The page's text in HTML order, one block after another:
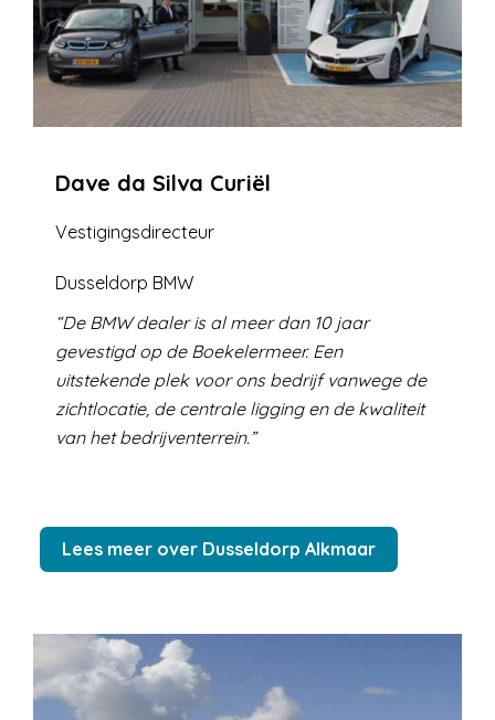
Dave da Silva Curiël
Vestigingsdirecteur
Dusseldorp BMW
De BMW dealer is al meer dan 10 jaar
gevestigd op de Boekelermeer. Een
uitstekende plek voor ons bedrijf vanwege de
zichtlocatie, de centrale ligging en de kwaliteit
van het bedrijventerrein.
Lees meer over Dusseldorp Alkmaar